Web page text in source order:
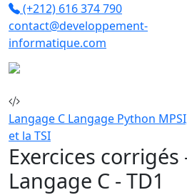
(+212) 616 374 790
contact@developpement-
informatique.com
Langage C Langage Python
et la TSI
Exercices
Langage C - TD1